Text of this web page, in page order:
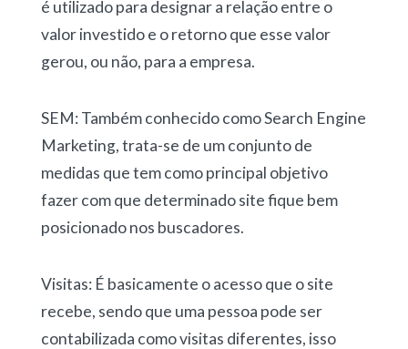
é utilizado para designar a relação entre o
valor investido e o retorno que esse valor
gerou, ou não, para a empresa.
SEM: Também conhecido como Search Engine
Marketing, trata-se de um conjunto de
medidas que tem como principal objetivo
fazer com que determinado site fique bem
posicionado nos buscadores.
Visitas: É basicamente o acesso que o site
recebe, sendo que uma pessoa pode ser
contabilizada como visitas diferentes, isso